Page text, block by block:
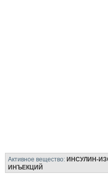
Активное вещество: ИНСУЛИН-
ИНЪЕКЦИЙ